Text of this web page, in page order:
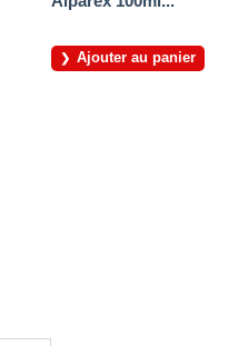
Ajouter au panier